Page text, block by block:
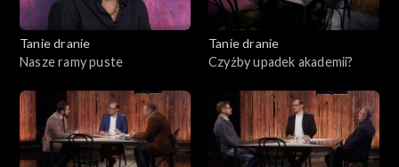
Tanie dranie
Nasze ramy puste
Tanie dranie
Czyżby upadek akademii?